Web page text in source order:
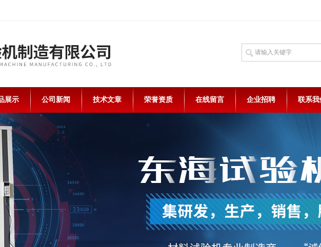
展示 公司新闻 技术文章 荣誉资质 在线留言 企业招聘 联系我